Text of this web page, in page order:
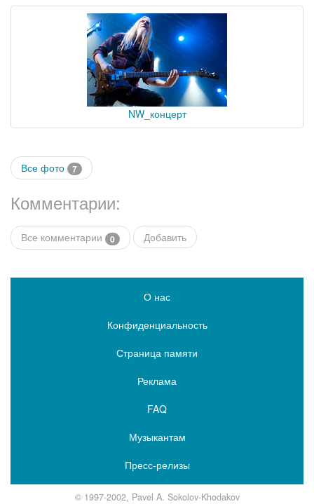
NW_концерт
Все фото 7
Комментарии:
Все комментарии 0 Добавить
О нас
Конфиденциальность
Страница памяти
Реклама
FAQ
Музыкантам
Пресс-релизы
© 1997-2002, Pavel A. Sokolov-Khodakov